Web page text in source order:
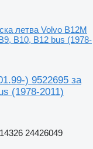
летва Volvo B12M
B10, B12 bus (1978-
) 9522695 за
(1978-2011)
24426049